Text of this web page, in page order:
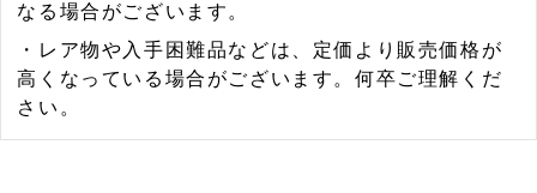
なる場合がございます。
・レア物や入手困難品などは、定価より販売価格が
高くなっている場合がございます。何卒ご理解くだ
さい。